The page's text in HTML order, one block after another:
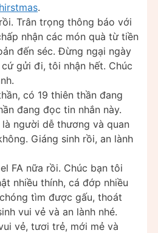
.
Trân trọng thông báo với
nhận các món quà từ tiền
đến séc. Đừng ngại ngày
gửi đi, tôi nhận hết. Chúc
có 19 thiên thần đang
đang đọc tin nhắn này.
người dễ thương và quan
Giáng sinh rồi, an lành
FA nữa rồi. Chúc bạn tôi
nhiều thính, cá đớp nhiều
tìm được gấu, thoát
vui vẻ và an lành nhé.
vẻ, tươi trẻ, mới mẻ và